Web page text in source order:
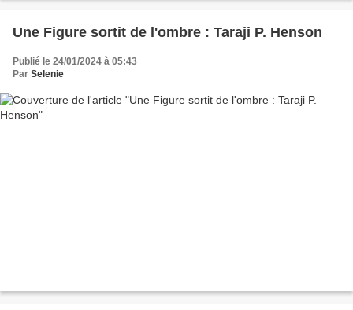
Une Figure sortit de l'ombre : Taraji P. Henson
Publié le 24/01/2024 à 05:43
Par Selenie